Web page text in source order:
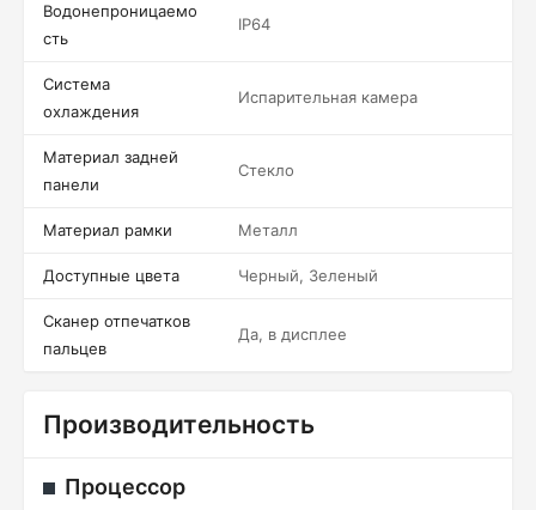
Водонепроницаемо
сть
IP64
Система
охлаждения
Испарительная камера
Материал задней
панели
Стекло
Материал рамки Металл
Доступные цвета Черный, Зеленый
Сканер отпечатков
пальцев
Да, в дисплее
Производительность
Процессор